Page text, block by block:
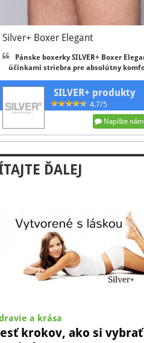
Silver+ Boxer Elegant
Pánske boxerky SILVER+ Boxer
účinkami striebra pre absolútny
SILVER+ produkty
4.7/5
Napíšte nám
ĎALEJ
a krása
krokov, ako si